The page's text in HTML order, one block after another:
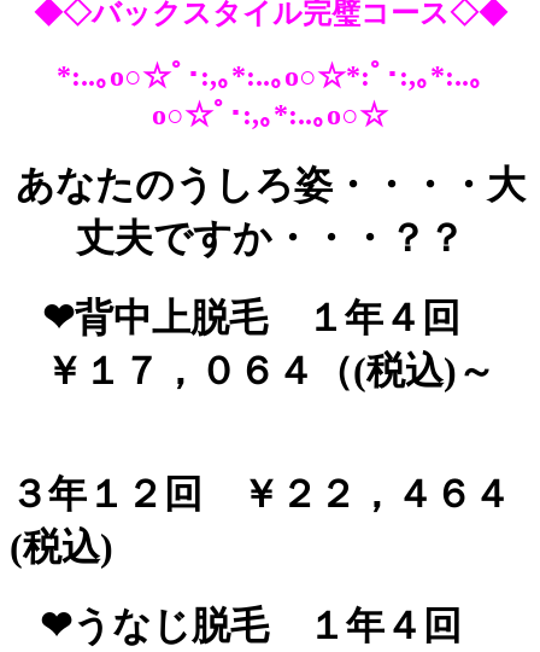
◆◇バックスタイル完璧コース◇◆
*:..｡o○☆ﾟ･:,｡*:..｡o○☆*:ﾟ･:,｡*:..｡
o○☆ﾟ･:,｡*:..｡o○☆
あなたのうしろ姿・・・・大
丈夫ですか・・・？？
❤背中上脱毛 １年４回
￥１７，０６４（(税込)～
３年１２回 ￥２２，４６４
(税込)
❤うなじ脱毛 １年４回